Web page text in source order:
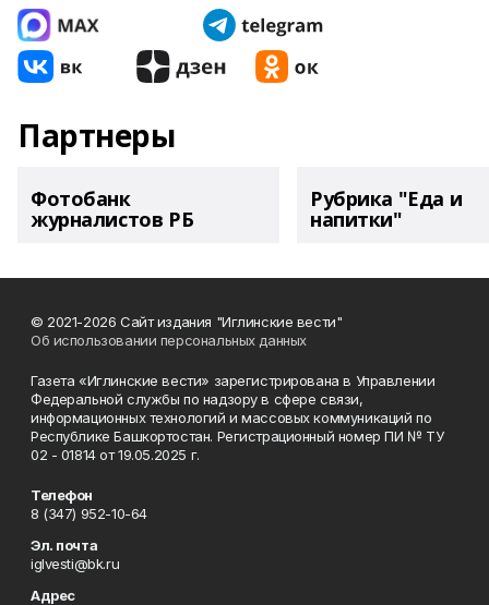
Партнеры
Фотобанк
журналистов РБ
Рубрика "Еда и
напитки"
© 2021-2026 Сайт издания "Иглинские вести"
Об использовании персональных данных
Газета «Иглинские вести» зарегистрирована в Управлении
Федеральной службы по надзору в сфере связи,
информационных технологий и массовых коммуникаций по
Республике Башкортостан. Регистрационный номер ПИ № ТУ
02 - 01814 от 19.05.2025 г.
Телефон
8 (347) 952-10-64
Эл. почта
iglvesti@bk.ru
Адрес